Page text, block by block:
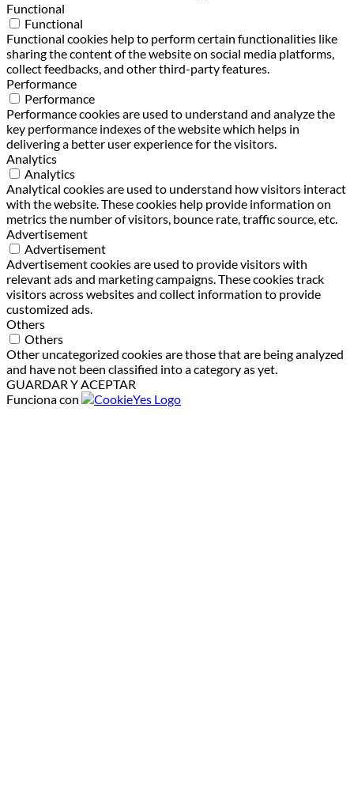
Functional
Functional
Functional cookies help to perform certain functionalities like
sharing the content of the website on social media platforms,
collect feedbacks, and other third-party features.
Performance
Performance
Performance cookies are used to understand and analyze the
key performance indexes of the website which helps in
delivering a better user experience for the visitors.
Analytics
Analytics
Analytical cookies are used to understand how visitors interact
with the website. These cookies help provide information on
metrics the number of visitors, bounce rate, traffic source, etc.
Advertisement
Advertisement
Advertisement cookies are used to provide visitors with
relevant ads and marketing campaigns. These cookies track
visitors across websites and collect information to provide
customized ads.
Others
Others
Other uncategorized cookies are those that are being analyzed
and have not been classified into a category as yet.
GUARDAR Y ACEPTAR
Funciona con